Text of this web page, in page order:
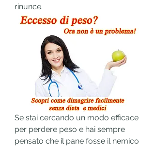
rinunce.
Se stai cercando un modo efficace
per perdere peso e hai sempre
pensato che il pane fosse il nemico